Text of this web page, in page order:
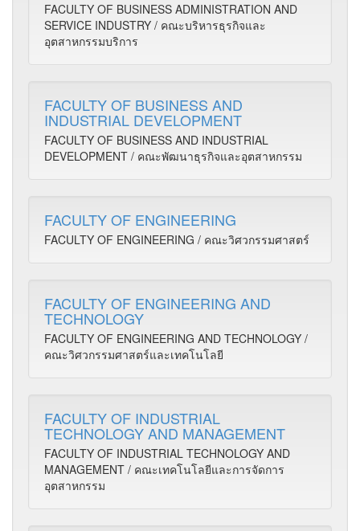
FACULTY OF BUSINESS ADMINISTRATION AND
SERVICE INDUSTRY / คณะบริหารธุรกิจและ
อุตสาหกรรมบริการ
FACULTY OF BUSINESS AND
INDUSTRIAL DEVELOPMENT
FACULTY OF BUSINESS AND INDUSTRIAL
DEVELOPMENT / คณะพัฒนาธุรกิจและอุตสาหกรรม
FACULTY OF ENGINEERING
FACULTY OF ENGINEERING / คณะวิศวกรรมศาสตร์
FACULTY OF ENGINEERING AND
TECHNOLOGY
FACULTY OF ENGINEERING AND TECHNOLOGY /
คณะวิศวกรรมศาสตร์และเทคโนโลยี
FACULTY OF INDUSTRIAL
TECHNOLOGY AND MANAGEMENT
FACULTY OF INDUSTRIAL TECHNOLOGY AND
MANAGEMENT / คณะเทคโนโลยีและการจัดการ
อุตสาหกรรม